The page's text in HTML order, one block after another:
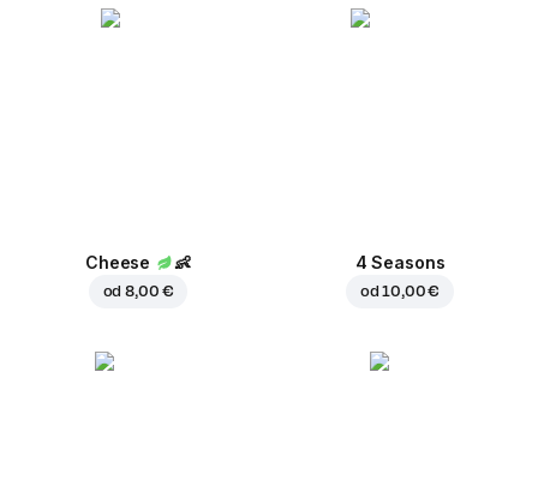
Cheese 👶
od8,00 €
4 Seasons
od10,00 €